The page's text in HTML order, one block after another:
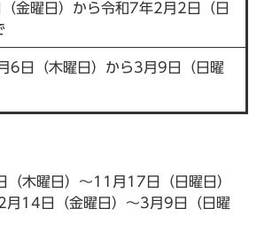
金曜日）から令和7年2月2日（日
6日（木曜日）から3月9日（日曜
木曜日）～11月17日（日曜日）
14日（金曜日）～3月9日（日曜